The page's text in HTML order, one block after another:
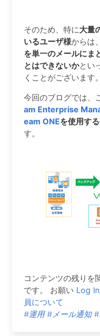
そのため、特に大量
いるユーザ様からは
を単一のメールにま
とはできないかとい
くことがございます。
今回のブログでは、
am Enterprise
eam ONEを使用す
す。
コンテンツの残りを
です。 お願い Log In
員について
#運用 #メール通知